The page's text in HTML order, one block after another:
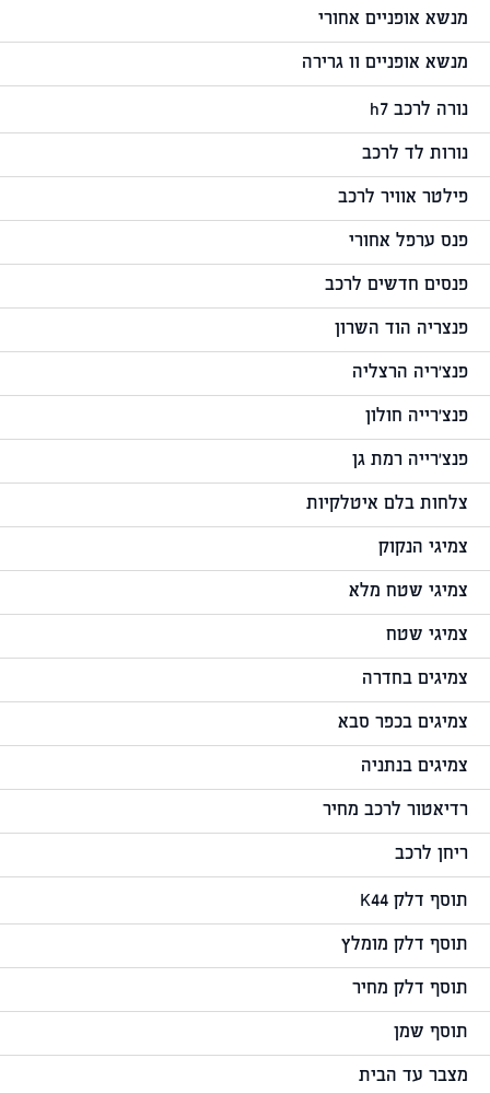
מנשא אופניים אחורי
מנשא אופניים וו גרירה
נורה לרכב h7
נורות לד לרכב
פילטר אוויר לרכב
פנס ערפל אחורי
פנסים חדשים לרכב
פנצריה הוד השרון
פנצ'ריה הרצליה
פנצ'רייה חולון
פנצ'רייה רמת גן
צלחות בלם איטלקיות
צמיגי הנקוק
צמיגי שטח מלא
צמיגי שטח
צמיגים בחדרה
צמיגים בכפר סבא
צמיגים בנתניה
רדיאטור לרכב מחיר
ריחן לרכב
תוסף דלק K44
תוסף דלק מומלץ
תוסף דלק מחיר
תוסף שמן
מצבר עד הבית